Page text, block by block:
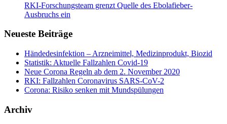
RKI-Forschungsteam grenzt Quelle des Ebolafieber-
Ausbruchs ein
Neueste Beiträge
Händedesinfektion – Arzneimittel, Medizinprodukt, Biozid
Statistik: Aktuelle Fallzahlen Covid-19
Neue Corona Regeln ab dem 2. November 2020
RKI: Fallzahlen Coronavirus SARS-CoV-2
Corona: Risiko senken mit Mundspülungen
Archiv